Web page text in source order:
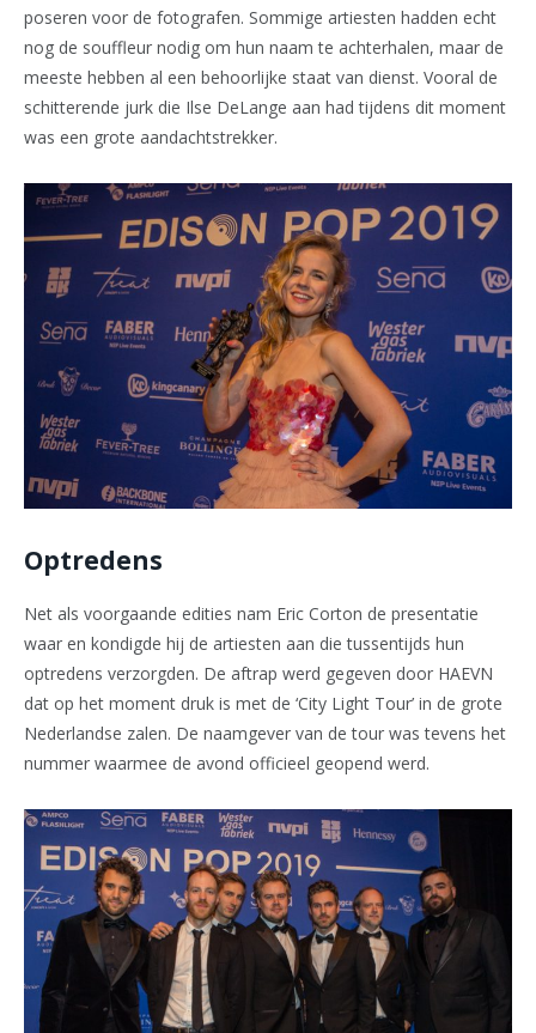
poseren voor de fotografen. Sommige artiesten hadden echt
nog de souffleur nodig om hun naam te achterhalen, maar de
meeste hebben al een behoorlijke staat van dienst. Vooral de
schitterende jurk die Ilse DeLange aan had tijdens dit moment
was een grote aandachtstrekker.
Optredens
Net als voorgaande edities nam Eric Corton de presentatie
waar en kondigde hij de artiesten aan die tussentijds hun
optredens verzorgden. De aftrap werd gegeven door HAEVN
dat op het moment druk is met de ‘City Light Tour’ in de grote
Nederlandse zalen. De naamgever van de tour was tevens het
nummer waarmee de avond officieel geopend werd.